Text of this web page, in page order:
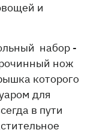
и
набор -
нож
которого
для
в пути